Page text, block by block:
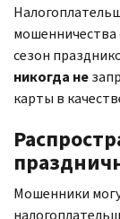
мошенничества
сезон
никогда не
карты в
Мошенники